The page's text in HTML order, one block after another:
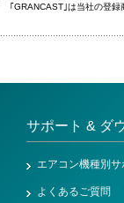
｢GRANCAST｣は当社の登録
サポート & ダ
エアコン機種別
よくあるご質問